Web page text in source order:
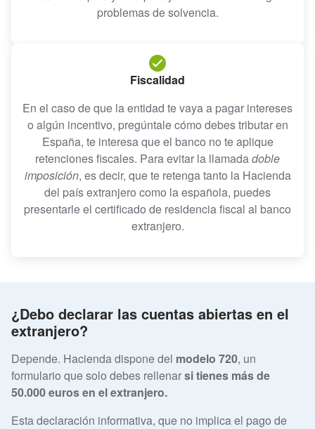
problemas de solvencia.
Fiscalidad
En el caso de que la entidad te vaya a pagar intereses
o algún incentivo, pregúntale cómo debes tributar en
España, te interesa que el banco no te aplique
retenciones fiscales. Para evitar la llamadadoble
imposición, es decir, que te retenga tanto la Hacienda
del país extranjero como la española, puedes
presentarle el certificado de residencia fiscal al banco
extranjero.
¿Debo declarar las cuentas abiertas en el
extranjero?
Depende. Hacienda dispone del modelo 720, un
formulario que solo debes rellenarsi tienes más de
50.000 euros en el extranjero.
Esta declaración informativa, que no implica el pago de